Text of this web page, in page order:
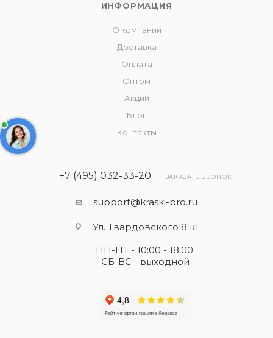
ИНФОРМАЦИЯ
О компании
Доставка
Оплата
Оптом
Акции
Блог
Контакты
+7 (495) 032-33-20 ЗАКАЗАТЬ ЗВОНОК
support@kraski-pro.ru
Ул. Твардовского 8 к1
ПН-ПТ - 10:00 - 18:00
СБ-ВС - выходной